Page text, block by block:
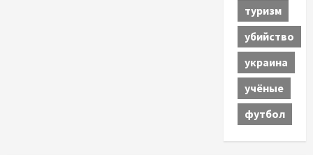
туризм
убийство
украина
учёные
футбол